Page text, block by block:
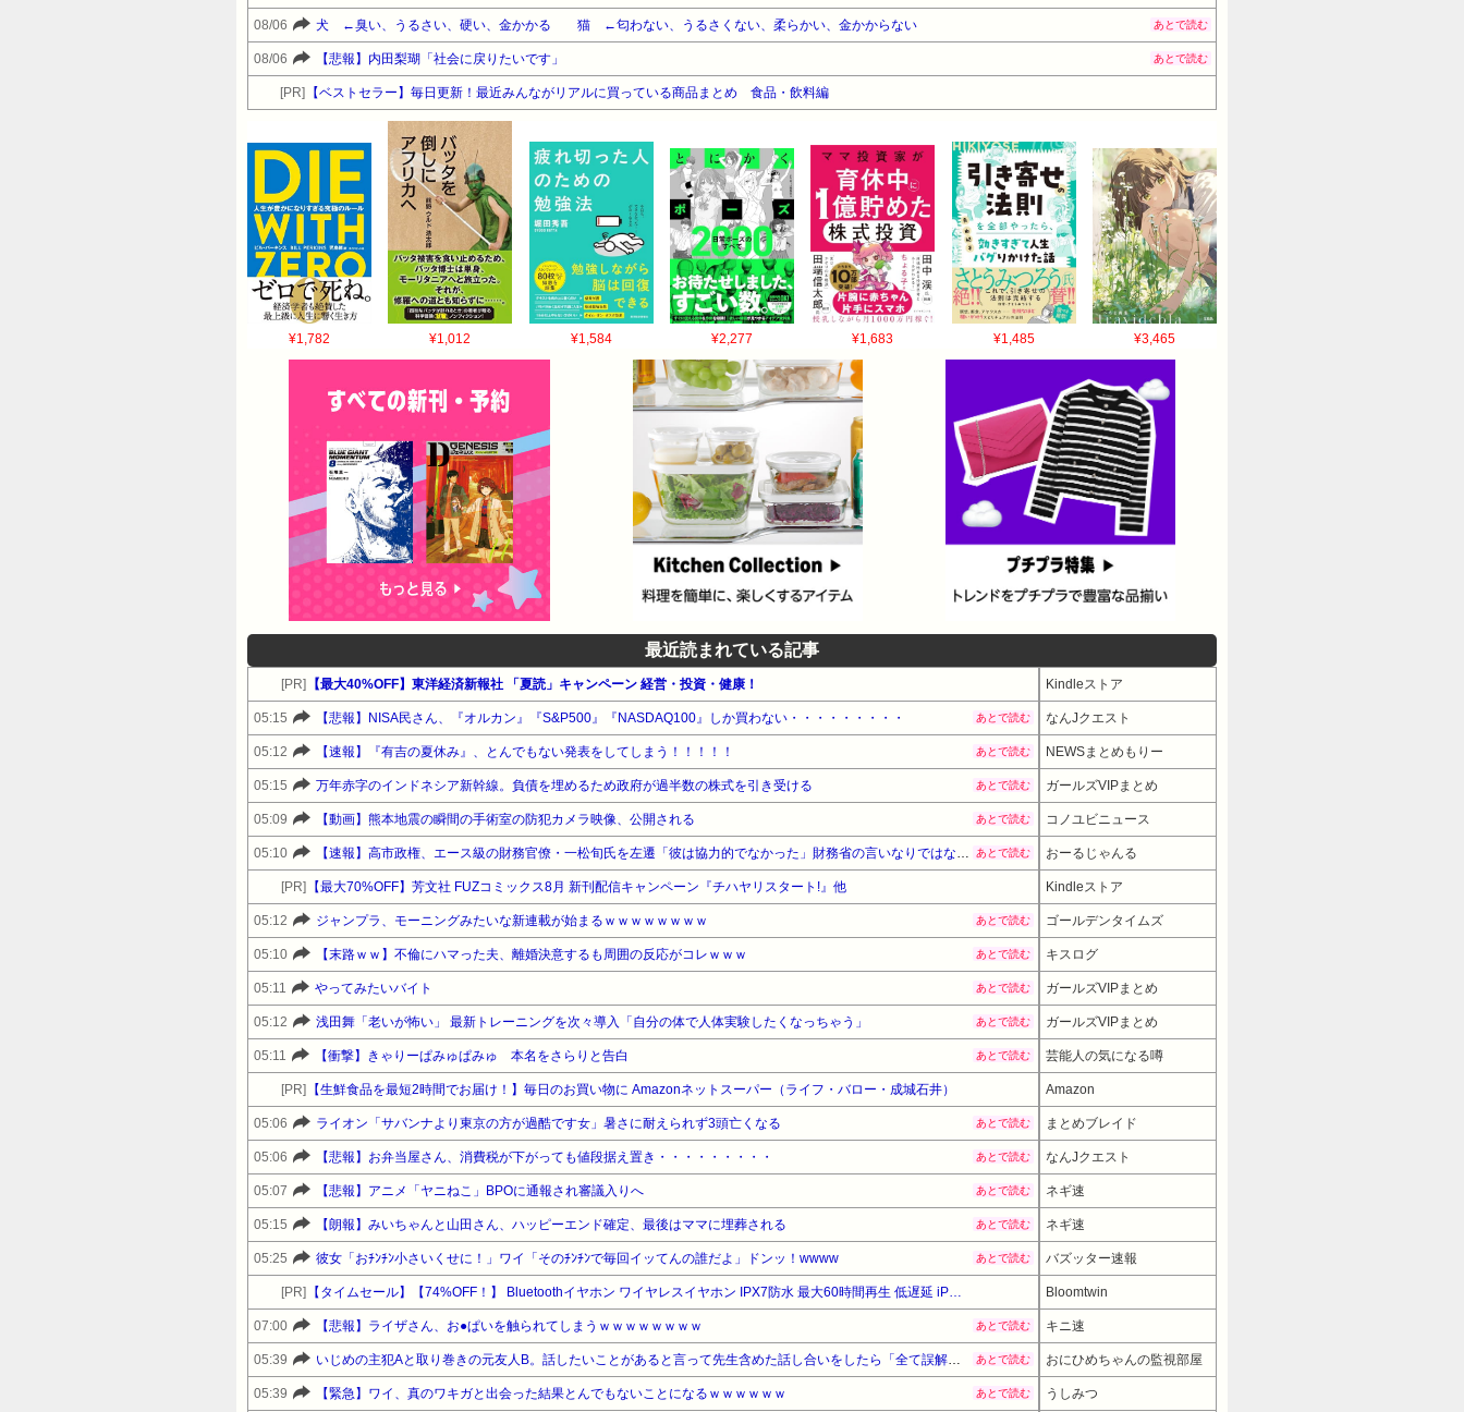
08/06 犬 ←臭い、うるさい、硬い、金かかる 猫 ←匂わない、うるさくない、柔らかい、金かからない あとで読む
08/06 【悲報】内田梨瑚「社会に戻りたいです」 あとで読む
[PR] 【ベストセラー】毎日更新！最近みんながリアルに買っている商品まとめ 食品・飲料編
¥1,782 ¥1,012 ¥1,584 ¥2,277 ¥1,683 ¥1,485 ¥3,465
最近読まれている記事
[PR] 【最大40%OFF】東洋経済新報社 「夏読」キャンペーン 経営・投資・健康！ Kindleストア
05:15 【悲報】NISA民さん、『オルカン』『S&P500』『NASDAQ100』しか買わない・・・・・・・・・ あとで読む なんJクエスト
05:12 【速報】『有吉の夏休み』、とんでもない発表をしてしまう！！！！！ あとで読む NEWSまとめもりー
05:15 万年赤字のインドネシア新幹線。負債を埋めるため政府が過半数の株式を引き受ける あとで読む ガールズVIPまとめ
05:09 【動画】熊本地震の瞬間の手術室の防犯カメラ映像、公開される あとで読む コノユビニュース
05:10 【速報】高市政権、エース級の財務官僚・一松旬氏を左遷「彼は協力的でなかった」財務省の言いなりではないことが判明 あとで読む おーるじゃんる
[PR] 【最大70%OFF】芳文社 FUZコミックス8月 新刊配信キャンペーン『チハヤリスタート!』他 Kindleストア
05:12 ジャンプラ、モーニングみたいな新連載が始まるｗｗｗｗｗｗｗｗ あとで読む ゴールデンタイムズ
05:10 【末路ｗｗ】不倫にハマった夫、離婚決意するも周囲の反応がコレｗｗｗ あとで読む キスログ
05:11 やってみたいバイト あとで読む ガールズVIPまとめ
05:12 浅田舞「老いが怖い」 最新トレーニングを次々導入「自分の体で人体実験したくなっちゃう」 あとで読む ガールズVIPまとめ
05:11 【衝撃】きゃりーぱみゅぱみゅ 本名をさらりと告白 あとで読む 芸能人の気になる噂
[PR] 【生鮮食品を最短2時間でお届け！】毎日のお買い物に Amazonネットスーパー（ライフ・バロー・成城石井） Amazon
05:06 ライオン「サバンナより東京の方が過酷です女」暑さに耐えられず3頭亡くなる あとで読む まとめブレイド
05:06 【悲報】お弁当屋さん、消費税が下がっても値段据え置き・・・・・・・・・ あとで読む なんJクエスト
05:07 【悲報】アニメ「ヤニねこ」BPOに通報され審議入りへ あとで読む ネギ速
05:15 【朗報】みいちゃんと山田さん、ハッピーエンド確定、最後はママに埋葬される あとで読む ネギ速
05:25 彼女「おﾁﾝﾁﾝ小さいくせに！」ワイ「そのﾁﾝﾁﾝで毎回イッてんの誰だよ」ドンッ！wwww あとで読む バズッター速報
[PR] 【タイムセール】【74%OFF！】 Bluetoothイヤホン ワイヤレスイヤホン IPX7防水 最大60時間再生 低遅延 iPhone/Android対応 3900円→ 999円 （10:00時点）
Bloomtwin
07:00 【悲報】ライザさん、お●ぱいを触られてしまうｗｗｗｗｗｗｗｗ あとで読む キニ速
05:39 いじめの主犯Aと取り巻きの元友人B。話したいことがあると言って先生含めた話し合いをしたら「全て誤解。私達は何もしてない」と言い出した あとで読む おにひめちゃんの監視部屋
05:39 【緊急】ワイ、真のワキガと出会った結果とんでもないことになるｗｗｗｗｗｗ あとで読む うしみつ